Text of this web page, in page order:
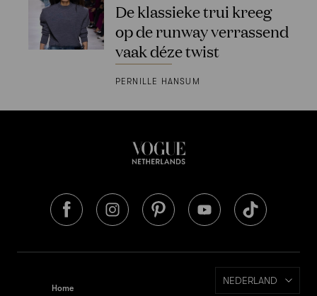
De klassieke trui kreeg
op de runway verrassend
vaak déze twist
PERNILLE HANSUM
Home
NEDERLAND